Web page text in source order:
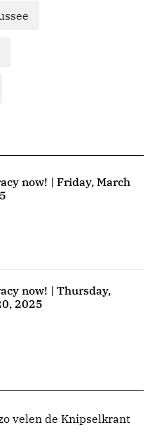
now! | Friday, March
now! | Thursday,
2025
velen de Knipselkrant